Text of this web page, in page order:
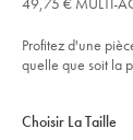
piqu%C3%A9-
-
gris-
clair/JEP0455LGY.html?
€
Profitez d'une
quelle que soit la
Actions
cart
Choisir La Taille